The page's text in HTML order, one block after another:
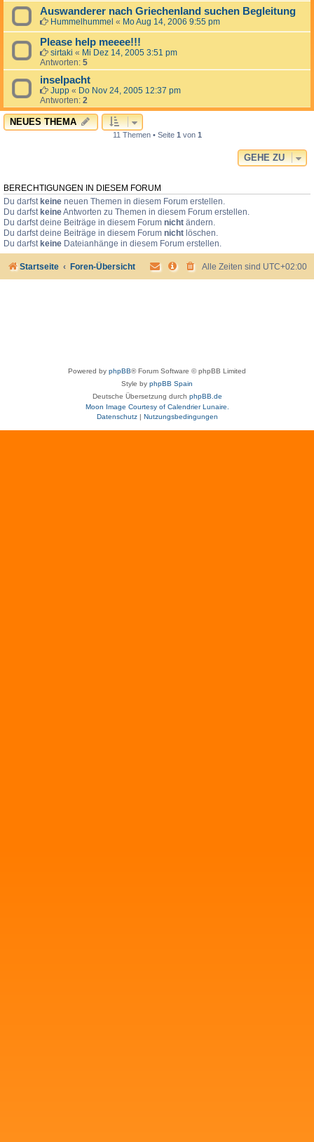
Auswanderer nach Griechenland suchen Begleitung
Hummelhummel « Mo Aug 14, 2006 9:55 pm
Please help meeee!!!
sirtaki « Mi Dez 14, 2005 3:51 pm
Antworten: 5
inselpacht
Jupp « Do Nov 24, 2005 12:37 pm
Antworten: 2
NEUES THEMA
11 Themen • Seite 1 von 1
GEHE ZU
BERECHTIGUNGEN IN DIESEM FORUM
Du darfst keine neuen Themen in diesem Forum erstellen.
Du darfst keineAntworten zu Themen in diesem Forum erstellen.
Du darfst deine Beiträge in diesem Forum nicht ändern.
Du darfst deine Beiträge in diesem Forum nicht löschen.
Du darfst keine Dateianhänge in diesem Forum erstellen.
Startseite Foren-Übersicht Alle Zeiten sind UTC+02:00
Powered by phpBB® Forum Software © phpBB Limited
Style by phpBB Spain
Deutsche Übersetzung durch phpBB.de
Moon Image Courtesy of Calendrier Lunaire.
Datenschutz| Nutzungsbedingungen